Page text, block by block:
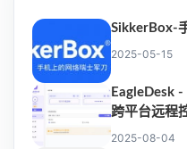
SikkerBox-
2025-05-15
EagleDesk
跨平台远程
2025-08-04